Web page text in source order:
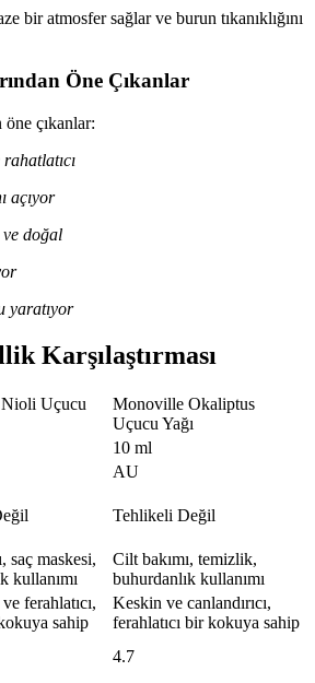
bir atmosfer sağlar ve burun tıkanıklığını
Öne Çıkanlar
öne çıkanlar:
açıyor
doğal
yaratıyor
Karşılaştırması
Uçucu
Monoville Okaliptus
Uçucu Yağı
10 ml
AU
Tehlikeli Değil
saç maskesi,
kullanımı
Cilt bakımı, temizlik,
buhurdanlık kullanımı
ferahlatıcı,
sahip
Keskin ve canlandırıcı,
ferahlatıcı bir kokuya sahip
4.7